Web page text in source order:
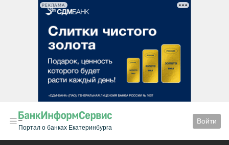
РЕКЛАМА
Портал о банках Екатеринбурга
Войти